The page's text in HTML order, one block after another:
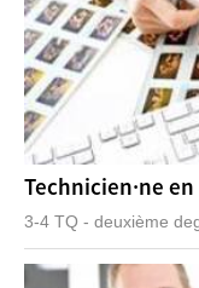
Technicien·ne
3-4 TQ - deuxième